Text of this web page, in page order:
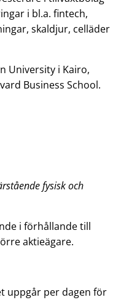
i bl.a. fintech,
skaldjur, celläder
University i Kairo,
Business School.
fysisk och
i förhållande till
aktieägare.
uppgår per dagen för